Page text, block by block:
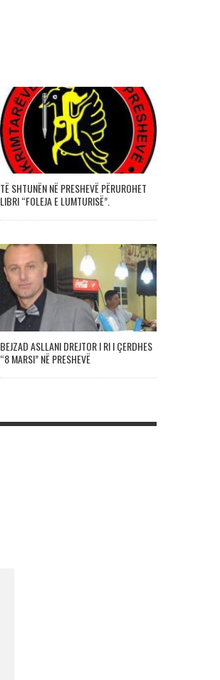
TË SHTUNËN NË PRESHEVË PËRUROHET
LIBRI “FOLEJA E LUMTURISË”.
BEJZAD ASLLANI DREJTOR I RI I ÇERDHES
“8 MARSI” NË PRESHEVË